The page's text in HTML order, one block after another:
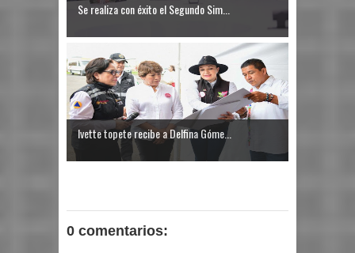
Se realiza con éxito el Segundo Sim...
Ivette topete recibe a Delfina Góme...
0 comentarios: